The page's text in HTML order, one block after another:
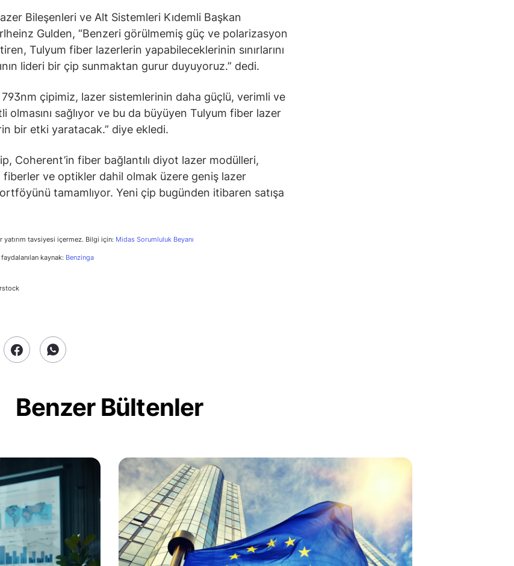
Bileşenleri ve Alt Sistemleri Kıdemli Başkan
Gulden, “Benzeri görülmemiş güç ve polarizasyon
Tulyum fiber lazerlerin yapabileceklerinin sınırlarını
lideri bir çip sunmaktan gurur duyuyoruz.” dedi.
793nm çipimiz, lazer sistemlerinin daha güçlü, verimli ve
olmasını sağlıyor ve bu da büyüyen Tulyum fiber lazer
bir etki yaratacak.” diye ekledi.
Coherent’in fiber bağlantılı diyot lazer modülleri,
fiberler ve optikler dahil olmak üzere geniş lazer
tamamlıyor. Yeni çip bugünden itibaren satışa
yatırım tavsiyesi içermez. Bilgi için: Midas Sorumluluk Beyanı
kaynak: Benzinga
Benzer Bültenler